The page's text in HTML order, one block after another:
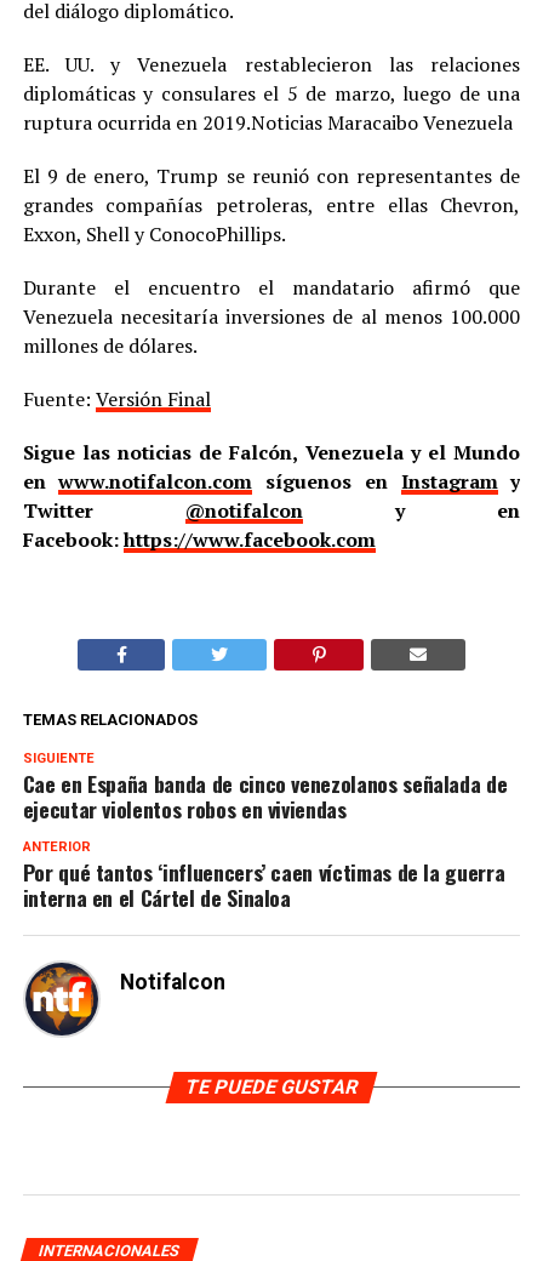
del diálogo diplomático.
EE. UU. y Venezuela restablecieron las relaciones
diplomáticas y consulares el 5 de marzo, luego de una
ruptura ocurrida en 2019.Noticias Maracaibo Venezuela
El 9 de enero, Trump se reunió con representantes de
grandes compañías petroleras, entre ellas Chevron,
Exxon, Shell y ConocoPhillips.
Durante el encuentro el mandatario afirmó que
Venezuela necesitaría inversiones de al menos 100.000
millones de dólares.
Fuente: Versión Final
Sigue las noticias de Falcón, Venezuela y el Mundo
enwww.notifalcon.com síguenos en Instagramy
Twitter @notifalcony en
Facebook:https://www.facebook.com
TEMAS RELACIONADOS
SIGUIENTE
Cae en España banda de cinco venezolanos señalada de
ejecutar violentos robos en viviendas
ANTERIOR
Por qué tantos ‘influencers’ caen víctimas de la guerra
interna en el Cártel de Sinaloa
Notifalcon
TE PUEDE GUSTAR
INTERNACIONALES